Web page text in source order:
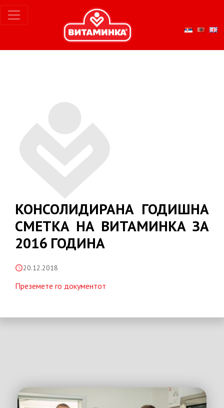
КОНСОЛИДИРАНА ГОДИШНА
СМЕТКА НА ВИТАМИНКА ЗА
2016 ГОДИНА
20.12.2018
Преземете го документот